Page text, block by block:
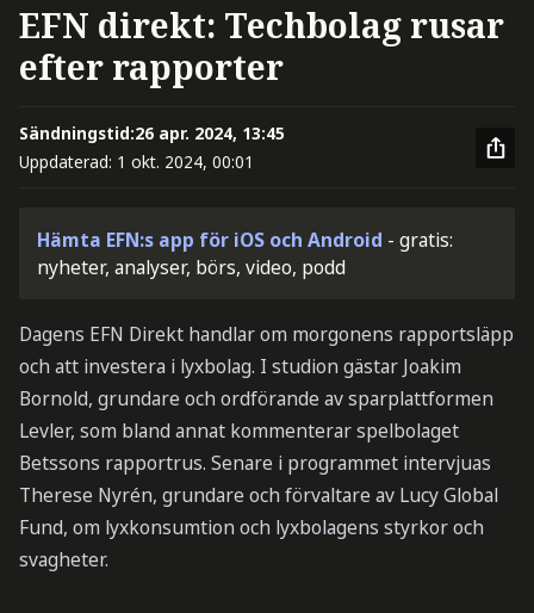
EFN direkt: Techbolag rusar
efter rapporter
Sändningstid:26 apr. 2024, 13:45
Uppdaterad: 1 okt. 2024, 00:01
Hämta EFN:s app för iOS och Android - gratis:
nyheter, analyser, börs, video, podd
Dagens EFN Direkt handlar om morgonens rapportsläpp
och att investera i lyxbolag. I studion gästar Joakim
Bornold, grundare och ordförande av sparplattformen
Levler, som bland annat kommenterar spelbolaget
Betssons rapportrus. Senare i programmet intervjuas
Therese Nyrén, grundare och förvaltare av Lucy Global
Fund, om lyxkonsumtion och lyxbolagens styrkor och
svagheter.